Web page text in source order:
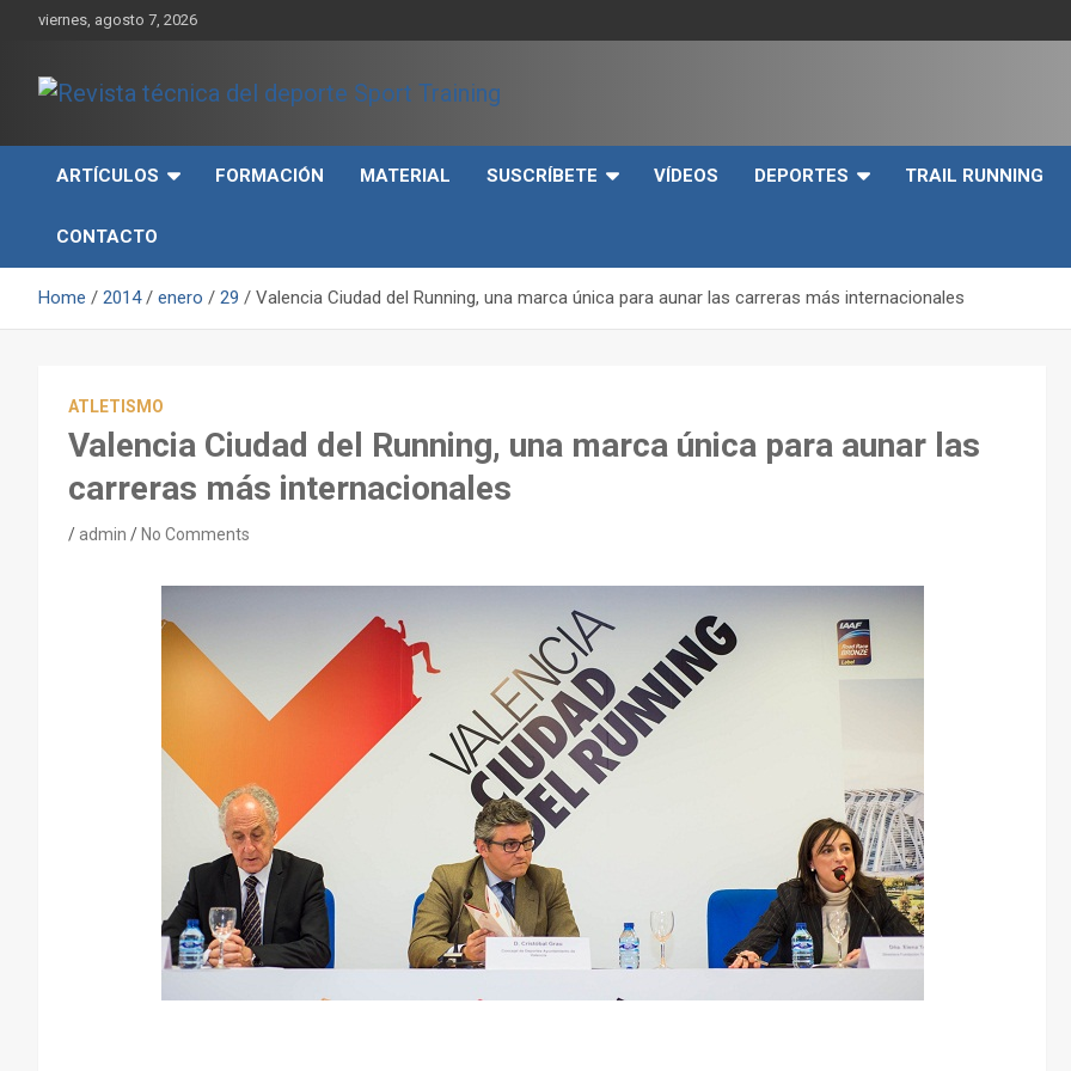
viernes, agosto 7, 2026
Revista técnica del
rendimiento, nutrición y entrenamiento.
ARTÍCULOS
FORMACIÓN MATERIAL SUSCRÍBETE VÍDEOS DEPORTES TRAIL RUNNING
CONTACTO
Home 2014 enero 29 Valencia Ciudad del Running, una marca única para aunar las carreras más internacionales
ATLETISMO
Valencia Ciudad del Running, una marca única para aunar las
carreras más internacionales
admin No Comments